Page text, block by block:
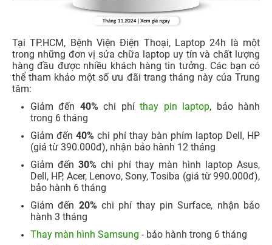
Tại TP.HCM, Bệnh Viện Điện Thoại, Laptop 24h là một
trong những đơn vị sửa chữa laptop uy tín và chất lượng
hàng đầu được nhiều khách hàng tin tưởng. Các bạn có
thể tham khảo một số ưu đãi trang tháng này của Trung
tâm:
Giảm đến 40%chi phíthay pin laptop, bảo hành
trong 6 tháng
Giảm đến 40% chi phí thay bàn phím laptop Dell, HP
(giá từ 390.000đ), nhận bảo hành 12 tháng
Giảm đến 30% chi phí thay màn hình laptop Asus,
Dell, HP, Acer, Lenovo, Sony, Tosiba (giá từ 990.000đ),
bảo hành 6 tháng
Giảm đến 20%chi phí thay pin Surface, nhận bảo
hành 3 tháng
Thay màn hình Samsung - bảo hành trong 6 tháng